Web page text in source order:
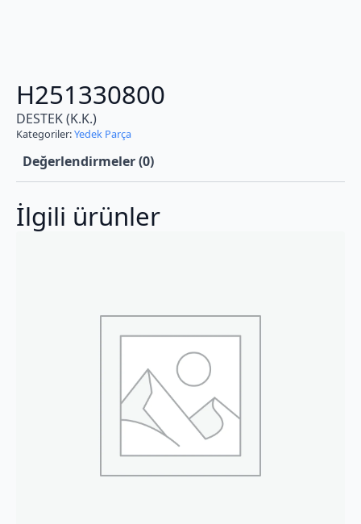
H251330800
DESTEK (K.K.)
Kategoriler:Yedek Parça
Değerlendirmeler (0)
İlgili ürünler